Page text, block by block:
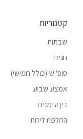
קטגוריות
שבתות
חגים
סופ"ש (כולל חמישי)
אמצע שבוע
בין הזמנים
החלפת דירות